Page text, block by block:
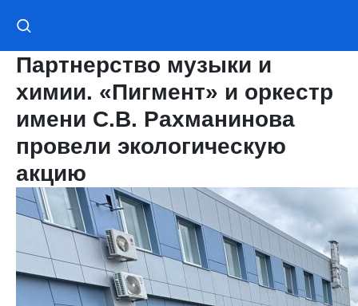
Партнерство музыки и
химии. «Пигмент» и оркестр
имени С.В. Рахманинова
провели экологическую
акцию